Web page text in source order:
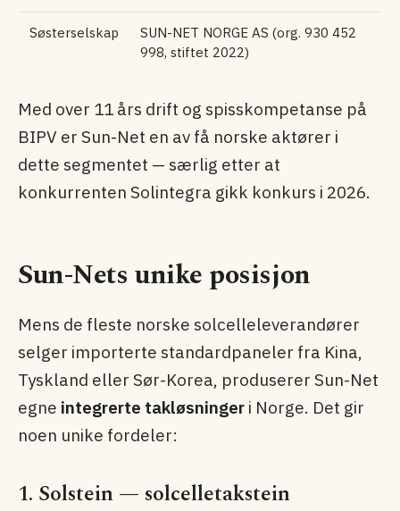
Søsterselskap
SUN-NET NORGE AS (org. 930 452
998, stiftet 2022)
Med over 11 års drift og spisskompetanse på
BIPV er Sun-Net en av få norske aktører i
dette segmentet — særlig etter at
konkurrenten Solintegra gikk konkurs i 2026.
Sun-Nets unike posisjon
Mens de fleste norske solcelle­leverandører
selger importerte standardpaneler fra Kina,
Tyskland eller Sør-Korea, produserer Sun-Net
egne integrerte takløsninger i Norge. Det gir
noen unike fordeler:
1. Solstein — solcelletakstein